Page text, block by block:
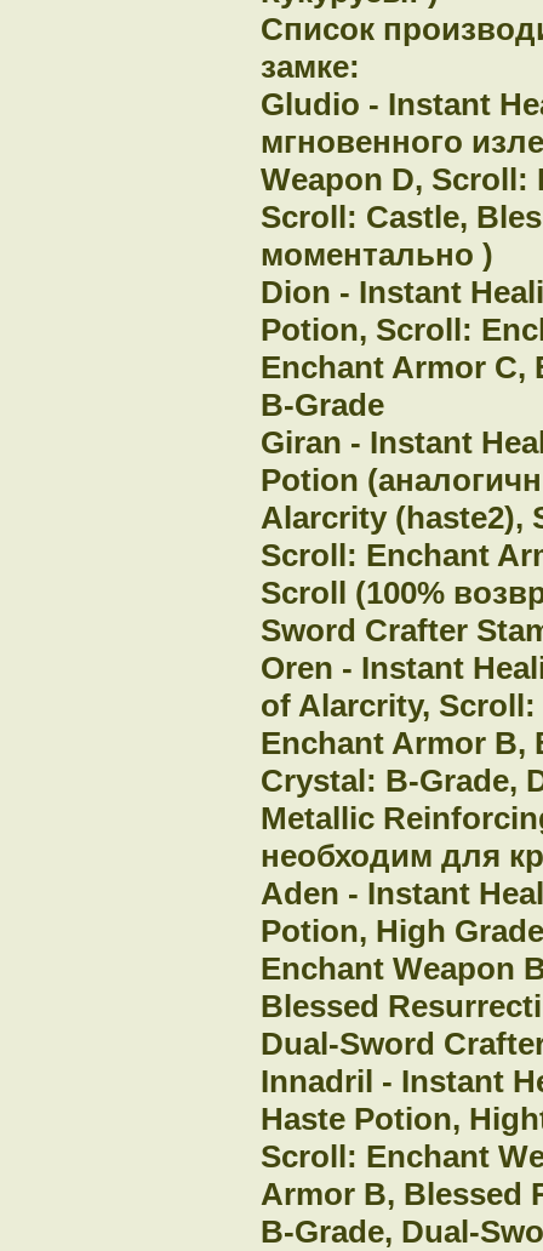
Список
замке:
Gludio - Instant
мгновенного
Weapon D, Scroll:
Scroll: Castle,
моментально )
Dion - Instant
Potion, Scroll:
Enchant Armor C,
B-Grade
Giran - Instant
Potion
Alarcrity (haste2),
Scroll: Enchant
Scroll (100%
Sword Crafter
Oren - Instant
of Alarcrity,
Enchant Armor B,
Crystal: B-Grade,
Metallic
необходим для
Aden - Instant
Potion, High
Enchant Weapon
Blessed
Dual-Sword
Innadril - Instant
Haste Potion,
Scroll: Enchant
Armor B, Blessed
B-Grade, Dual-